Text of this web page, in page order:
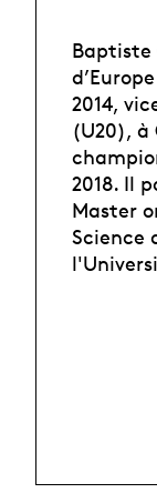
Baptiste
2014,
(U20), à
2018. Il
Master
Science